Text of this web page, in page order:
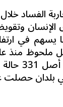
الفساد
الإنسان
يسهم في
على درجة أقل من